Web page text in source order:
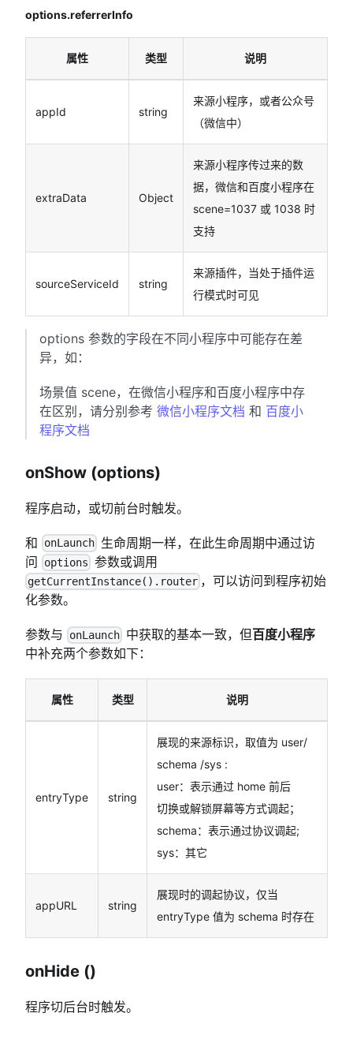
options.referrerInfo
属性 类型 说明
appId string
来源小程序，或者公众号
（微信中）
extraData Object
来源小程序传过来的数
据，微信和百度小程序在
scene=1037 或 1038 时
支持
sourceServiceId string
来源插件，当处于插件运
行模式时可见
options 参数的字段在不同小程序中可能存在差
异，如：
场景值 scene，在微信小程序和百度小程序中存
在区别，请分别参考 微信小程序文档 和 百度小
程序文档
onShow (options)
程序启动，或切前台时触发。
和 onLaunch 生命周期一样，在此生命周期中通过访
问
options 参数或调用
getCurrentInstance().router ，可以访问到程序初始
化参数。
参数与 onLaunch 中获取的基本一致，但百度小程序
中补充两个参数如下：
属性 类型 说明
entryType string
展现的来源标识，取值为 user/
schema /sys :
user：表示通过 home 前后
切换或解锁屏幕等方式调起；
schema：表示通过协议调起;
sys：其它
appURL string
展现时的调起协议，仅当
entryType 值为 schema 时存在
onHide ()
程序切后台时触发。